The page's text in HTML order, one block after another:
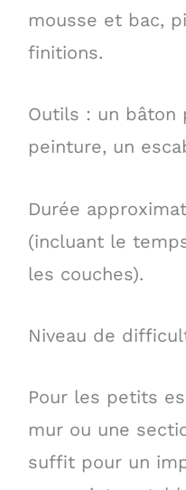
mousse et bac,
finitions.
Outils : un bâton
peinture, un
Durée
(incluant le
les couches).
Niveau de
Pour les petits
mur ou une
suffit pour un